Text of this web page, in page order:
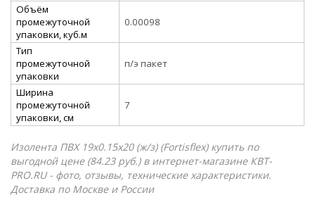
Объём
промежуточной
упаковки, куб.м
0.00098
Тип
промежуточной
упаковки
п/э пакет
Ширина
промежуточной
упаковки, см
7
Изолента ПВХ 19х0.15х20 (ж/з) (Fortisflex) купить по
выгодной цене (84.23 руб.) в интернет-магазине КВТ-
PRO.RU - фото, отзывы, технические характеристики.
Доставка по Москве и России